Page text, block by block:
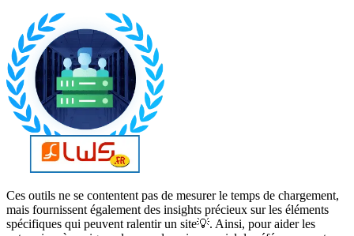
Ces outils ne se contentent pas de mesurer le temps de chargement,
mais fournissent également des insights précieux sur les éléments
spécifiques qui peuvent ralentir un site💡. Ainsi, pour aider les